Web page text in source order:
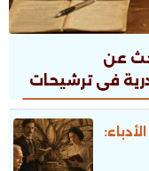
عن
فى ترشيحات